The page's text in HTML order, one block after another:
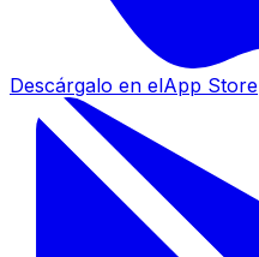
Descárgalo en elApp Store